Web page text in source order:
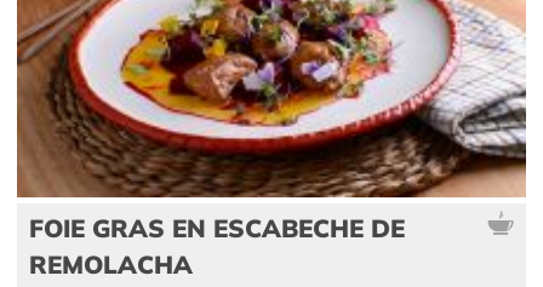
FOIE GRAS EN ESCABECHE DE
REMOLACHA